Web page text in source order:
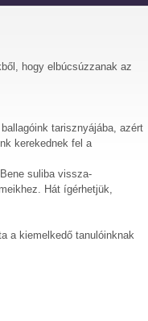
hogy elbúcsúzzanak az
tarisznyájába, azért
kerekednek fel a
suliba vissza-
Hát ígérhetjük,
a kiemelkedő tanulóinknak